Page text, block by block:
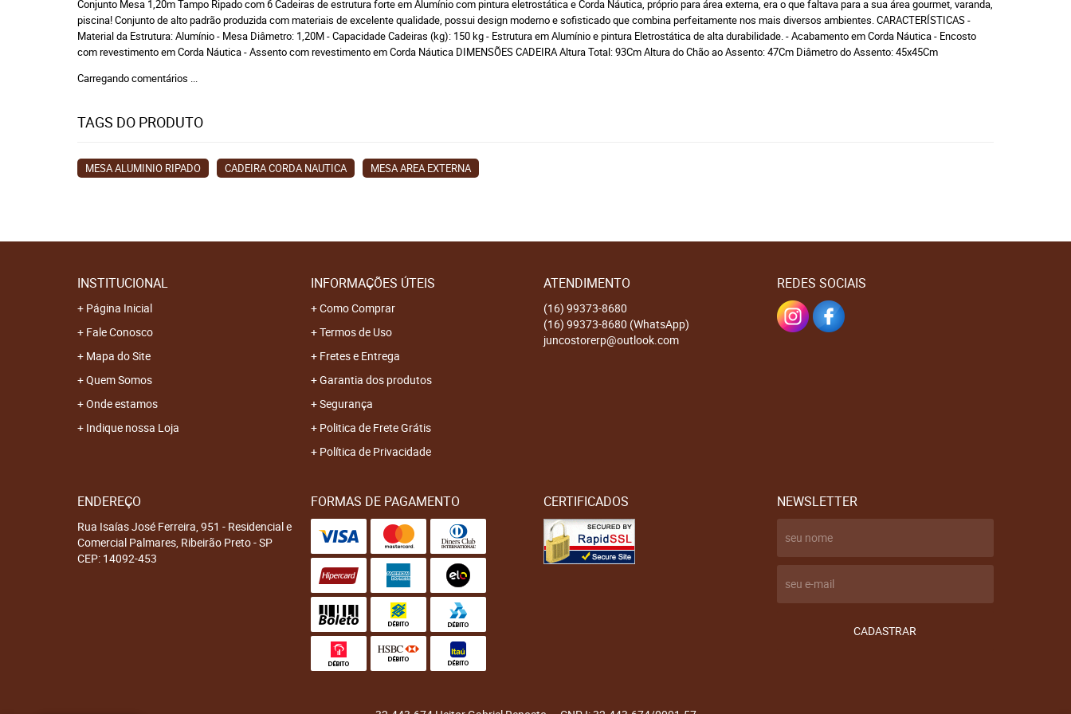
Conjunto Mesa 1,20m Tampo Ripado com 6 Cadeiras de estrutura forte em Alumínio com pintura eletrostática e Corda Náutica, próprio para área externa, era o que faltava para a sua área gourmet, varanda,
piscina! Conjunto de alto padrão produzida com materiais de excelente qualidade, possui design moderno e sofisticado que combina perfeitamente nos mais diversos ambientes. CARACTERÍSTICAS -
Material da Estrutura: Alumínio - Mesa Diâmetro: 1,20M - Capacidade Cadeiras (kg): 150 kg - Estrutura em Alumínio e pintura Eletrostática de alta durabilidade. - Acabamento em Corda Náutica - Encosto
com revestimento em Corda Náutica - Assento com revestimento em Corda Náutica DIMENSÕES CADEIRA Altura Total: 93Cm Altura do Chão ao Assento: 47Cm Diâmetro do Assento: 45x45Cm
Carregando comentários ...
TAGS DO PRODUTO
MESA ALUMINIO RIPADO CADEIRA CORDA NAUTICA MESA AREA EXTERNA
INSTITUCIONAL
Página Inicial
Fale Conosco
Mapa do Site
Quem Somos
Onde estamos
Indique nossa Loja
INFORMAÇÕES ÚTEIS
Como Comprar
Termos de Uso
Fretes e Entrega
Garantia dos produtos
Segurança
Politica de Frete Grátis
Política de Privacidade
ATENDIMENTO
(16) 99373-8680
(16) 99373-8680 (WhatsApp)
juncostorerp@outlook.com
REDES SOCIAIS
ENDEREÇO
Rua Isaías José Ferreira, 951 - Residencial e
Comercial Palmares, Ribeirão Preto-SP
CEP: 14092-453
FORMAS DE PAGAMENTO CERTIFICADOS NEWSLETTER
CADASTRAR